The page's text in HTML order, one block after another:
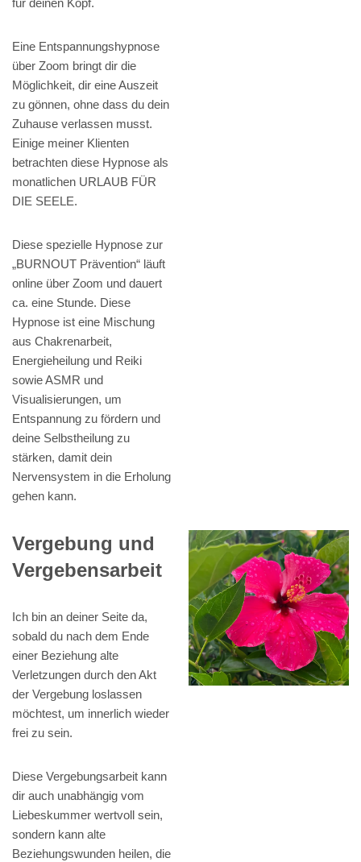
für deinen Kopf.
Eine Entspannungshypnose
über Zoom bringt dir die
Möglichkeit, dir eine Auszeit
zu gönnen, ohne dass du dein
Zuhause verlassen musst.
Einige meiner Klienten
betrachten diese Hypnose als
monatlichen URLAUB FÜR
DIE SEELE.
Diese spezielle Hypnose zur
„BURNOUT Prävention“ läuft
online über Zoom und dauert
ca. eine Stunde. Diese
Hypnose ist eine Mischung
aus Chakrenarbeit,
Energieheilung und Reiki
sowie ASMR und
Visualisierungen, um
Entspannung zu fördern und
deine Selbstheilung zu
stärken, damit dein
Nervensystem in die Erholung
gehen kann.
Vergebung und
Vergebensarbeit
Ich bin an deiner Seite da,
sobald du nach dem Ende
einer Beziehung alte
Verletzungen durch den Akt
der Vergebung loslassen
möchtest, um innerlich wieder
frei zu sein.
Diese Vergebungsarbeit kann
dir auch unabhängig vom
Liebeskummer wertvoll sein,
sondern kann alte
Beziehungswunden heilen, die